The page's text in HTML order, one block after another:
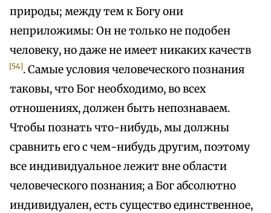
природы; между тем к Богу они
неприложимы: Он не только не подобен
человеку, но даже не имеет никаких качеств
[54]. Самые условия человеческого познания
таковы, что Бог необходимо, во всех
отношениях, должен быть непознаваем.
Чтобы познать что-нибудь, мы должны
сравнить его с чем-нибудь другим, поэтому
все индивидуальное лежит вне области
человеческого познания; а Бог абсолютно
индивидуален, есть существо единственное,